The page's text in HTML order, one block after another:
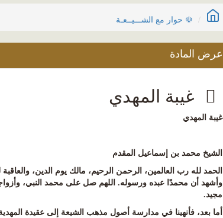
☫ حوار مع الشـــيــعـة
عرض المادة
غيبة المهدي
غيبة المهدي
الشيخ محمد بن إسماعيل المقدم
الحمد لله رب العالمين، الرحمن الرحيم، مالك يوم الدين،
وأشهد أن محمدًا عبده ورسوله. اللهم صل على محمد النبي،
مجيد.
أما بعد، فأنهينا في مدارسة أصول مذهب الشيعة إلى عقيدة